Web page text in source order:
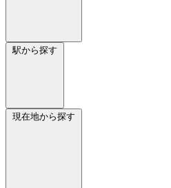
駅から探す
現在地から探す